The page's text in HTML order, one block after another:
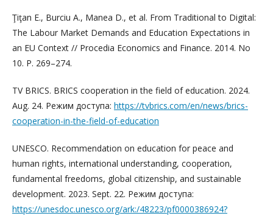
Ţiţan E., Burciu A., Manea D., et al. From Traditional to Digital:
The Labour Market Demands and Education Expectations in
an EU Context // Procedia Economics and Finance. 2014. No
10. P. 269–274.
TV BRICS. BRICS cooperation in the field of education. 2024.
Aug. 24. Режим доступа: https://tvbrics.com/en/news/brics-
cooperation-in-the-field-of-education
UNESCO. Recommendation on education for peace and
human rights, international understanding, cooperation,
fundamental freedoms, global citizenship, and sustainable
development. 2023. Sept. 22. Режим доступа:
https://unesdoc.unesco.org/ark:/48223/pf0000386924?